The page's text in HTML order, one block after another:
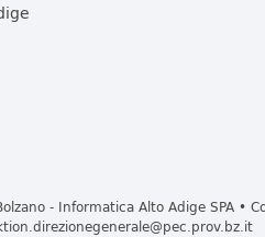
- Informatica Alto Adige SPA •